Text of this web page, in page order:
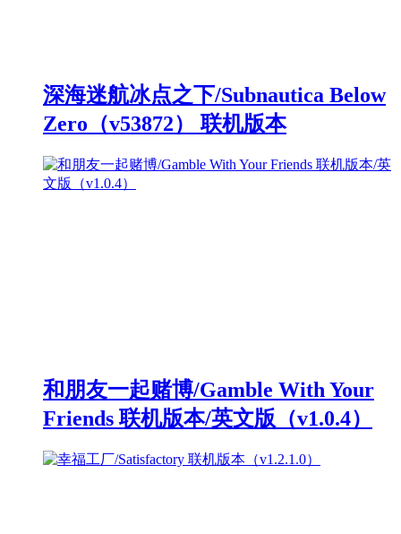
深海迷航冰点之下/Subnautica Below
Zero（v53872） 联机版本
和朋友一起赌博/Gamble With Your
Friends 联机版本/英文版（v1.0.4）